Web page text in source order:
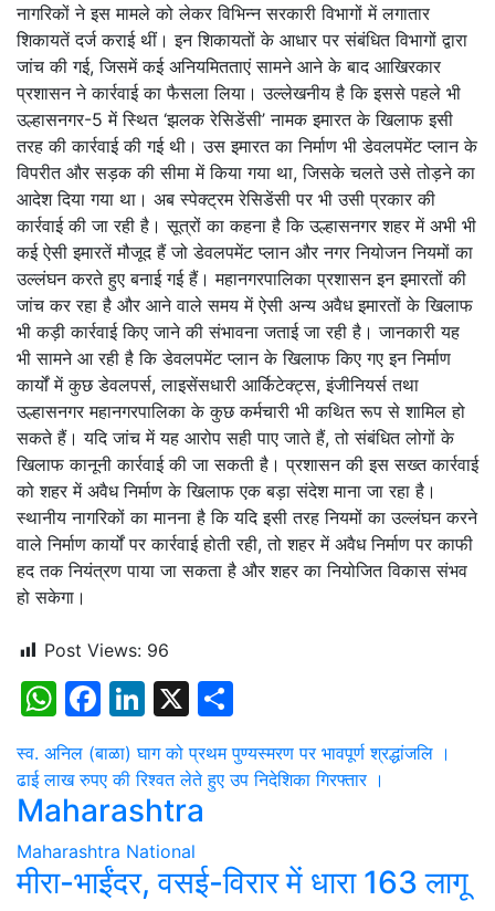
नागरिकों ने इस मामले को लेकर विभिन्न सरकारी विभागों में लगातार
शिकायतें दर्ज कराई थीं। इन शिकायतों के आधार पर संबंधित विभागों द्वारा
जांच की गई, जिसमें कई अनियमितताएं सामने आने के बाद आखिरकार
प्रशासन ने कार्रवाई का फैसला लिया। उल्लेखनीय है कि इससे पहले भी
उल्हासनगर-5 में स्थित ‘झलक रेसिडेंसी’ नामक इमारत के खिलाफ इसी
तरह की कार्रवाई की गई थी। उस इमारत का निर्माण भी डेवलपमेंट प्लान के
विपरीत और सड़क की सीमा में किया गया था, जिसके चलते उसे तोड़ने का
आदेश दिया गया था। अब स्पेक्ट्रम रेसिडेंसी पर भी उसी प्रकार की
कार्रवाई की जा रही है। सूत्रों का कहना है कि उल्हासनगर शहर में अभी भी
कई ऐसी इमारतें मौजूद हैं जो डेवलपमेंट प्लान और नगर नियोजन नियमों का
उल्लंघन करते हुए बनाई गई हैं। महानगरपालिका प्रशासन इन इमारतों की
जांच कर रहा है और आने वाले समय में ऐसी अन्य अवैध इमारतों के खिलाफ
भी कड़ी कार्रवाई किए जाने की संभावना जताई जा रही है। जानकारी यह
भी सामने आ रही है कि डेवलपमेंट प्लान के खिलाफ किए गए इन निर्माण
कार्यों में कुछ डेवलपर्स, लाइसेंसधारी आर्किटेक्ट्स, इंजीनियर्स तथा
उल्हासनगर महानगरपालिका के कुछ कर्मचारी भी कथित रूप से शामिल हो
सकते हैं। यदि जांच में यह आरोप सही पाए जाते हैं, तो संबंधित लोगों के
खिलाफ कानूनी कार्रवाई की जा सकती है। प्रशासन की इस सख्त कार्रवाई
को शहर में अवैध निर्माण के खिलाफ एक बड़ा संदेश माना जा रहा है।
स्थानीय नागरिकों का मानना है कि यदि इसी तरह नियमों का उल्लंघन करने
वाले निर्माण कार्यों पर कार्रवाई होती रही, तो शहर में अवैध निर्माण पर काफी
हद तक नियंत्रण पाया जा सकता है और शहर का नियोजित विकास संभव
हो सकेगा।
Post Views: 96
WhatsApp
Facebook
LinkedIn
X
Post
navigation
स्व. अनिल (बाळा) घाग को प्रथम पुण्यस्मरण पर भावपूर्ण श्रद्धांजलि ।
ढाई लाख रुपए की रिश्वत लेते हुए उप निदेशिका गिरफ्तार ।
Maharashtra
Maharashtra National
मीरा-भाईंदर, वसई-विरार में धारा 163 लागू